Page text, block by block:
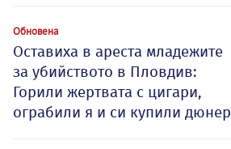
Обновена
Оставиха в ареста младежите
за убийството в Пловдив:
Горили жертвата с цигари,
ограбили я и си купили дюнер